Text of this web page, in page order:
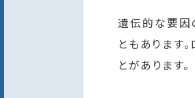
遺伝的な要因
ともあります
とがあります。